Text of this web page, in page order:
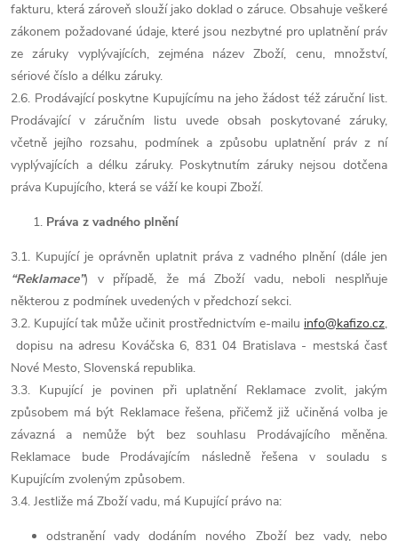
fakturu, která zároveň slouží jako doklad o záruce. Obsahuje veškeré
zákonem požadované údaje, které jsou nezbytné pro uplatnění práv
ze záruky vyplývajících, zejména název Zboží, cenu, množství,
sériové číslo a délku záruky.
2.6. Prodávající poskytne Kupujícímu na jeho žádost též záruční list.
Prodávající v záručním listu uvede obsah poskytované záruky,
včetně jejího rozsahu, podmínek a způsobu uplatnění práv z ní
vyplývajících a délku záruky. Poskytnutím záruky nejsou dotčena
práva Kupujícího, která se váží ke koupi Zboží.
Práva z vadného plnění
3.1. Kupující je oprávněn uplatnit práva z vadného plnění (dále jen
“Reklamace”) v případě, že má Zboží vadu, neboli nesplňuje
některou z podmínek uvedených v předchozí sekci.
3.2. Kupující tak může učinit prostřednictvím e-mailu info@kafizo.cz,
dopisu na adresu Kováčska 6, 831 04 Bratislava - mestská časť
Nové Mesto, Slovenská republika.
3.3. Kupující je povinen při uplatnění Reklamace zvolit, jakým
způsobem má být Reklamace řešena, přičemž již učiněná volba je
závazná a nemůže být bez souhlasu Prodávajícího měněna.
Reklamace bude Prodávajícím následně řešena v souladu s
Kupujícím zvoleným způsobem.
3.4. Jestliže má Zboží vadu, má Kupující právo na:
odstranění vady dodáním nového Zboží bez vady, nebo